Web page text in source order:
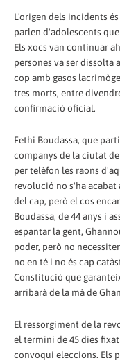
L'origen dels incidents
parlen d'adolescents
Els xocs van continuar
persones va ser dissolta
cop amb gasos
tres morts, entre
confirmació oficial.
Fethi Boudassa, que
companys de la ciutat
per telèfon les raons
revolució no s'ha acabat
del cap, però el cos
Boudassa, de 44 anys i
espantar la gent,
poder, però no
no en té i no és cap
Constitució que
arribarà de la mà de
El ressorgiment de la
el termini de 45 dies
convoqui eleccions. Els